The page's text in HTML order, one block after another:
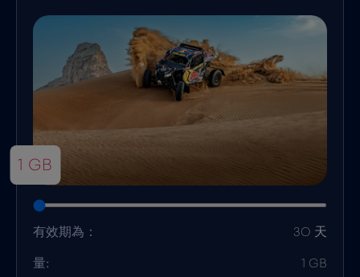
1 GB
有效期為： 30 天
量: 1 GB